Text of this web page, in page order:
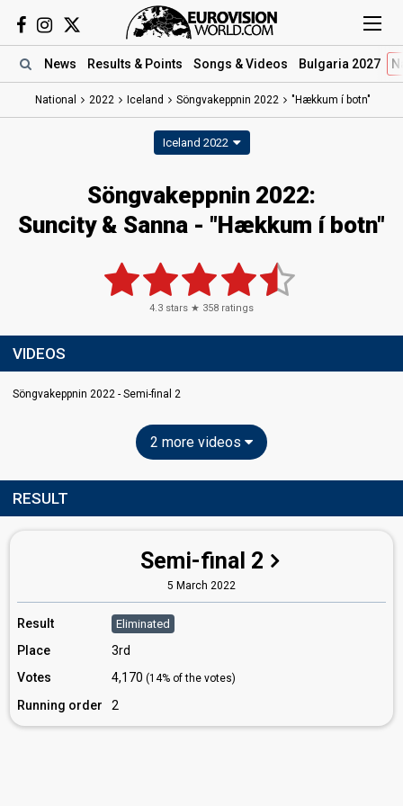
News Results & Points Songs & Videos Bulgaria 2027
National 2022 Iceland Söngvakeppnin 2022 "Hækkum í botn"
Iceland 2022
Söngvakeppnin 2022:
Suncity & Sanna - "Hækkum í botn"
4.3 stars ★ 358 ratings
VIDEOS
Söngvakeppnin 2022 - Semi-final 2
2 more videos
RESULT
Semi-final 2
5 March 2022
Result Eliminated
Place
3rd
Votes
4,170 (14% of the votes)
Running order 2